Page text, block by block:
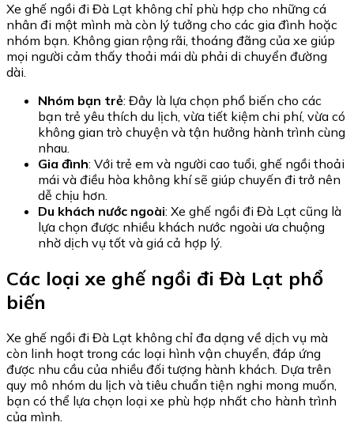
Xe ghế ngồi đi Đà Lạt không chỉ phù hợp cho những cá
nhân đi một mình mà còn lý tưởng cho các gia đình hoặc
nhóm bạn. Không gian rộng rãi, thoáng đãng của xe giúp
mọi người cảm thấy thoải mái dù phải di chuyển đường
dài.
Nhóm bạn trẻ: Đây là lựa chọn phổ biến cho các
bạn trẻ yêu thích du lịch, vừa tiết kiệm chi phí, vừa có
không gian trò chuyện và tận hưởng hành trình cùng
nhau.
Gia đình: Với trẻ em và người cao tuổi, ghế ngồi thoải
mái và điều hòa không khí sẽ giúp chuyến đi trở nên
dễ chịu hơn.
Du khách nước ngoài: Xe ghế ngồi đi Đà Lạt cũng là
lựa chọn được nhiều khách nước ngoài ưa chuộng
nhờ dịch vụ tốt và giá cả hợp lý.
Các loại xe ghế ngồi đi Đà Lạt phổ
biến
Xe ghế ngồi đi Đà Lạt không chỉ đa dạng về dịch vụ mà
còn linh hoạt trong các loại hình vận chuyển, đáp ứng
được nhu cầu của nhiều đối tượng hành khách. Dựa trên
quy mô nhóm du lịch và tiêu chuẩn tiện nghi mong muốn,
bạn có thể lựa chọn loại xe phù hợp nhất cho hành trình
của mình.